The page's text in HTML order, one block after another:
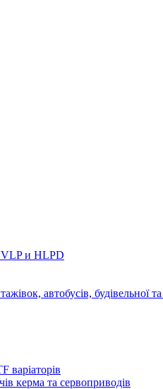
и HLPD
автобусів, будівельної
варіаторів
керма та сервоприводів